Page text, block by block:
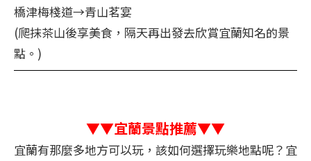
橋津梅棧道→青山茗宴
(爬抹茶山後享美食，隔天再出發去欣賞宜蘭知名的景
點。)
▼▼宜蘭景點推薦▼▼
宜蘭有那麼多地方可以玩，該如何選擇玩樂地點呢？宜